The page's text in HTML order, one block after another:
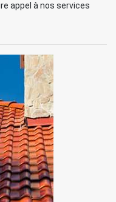
appel à nos services